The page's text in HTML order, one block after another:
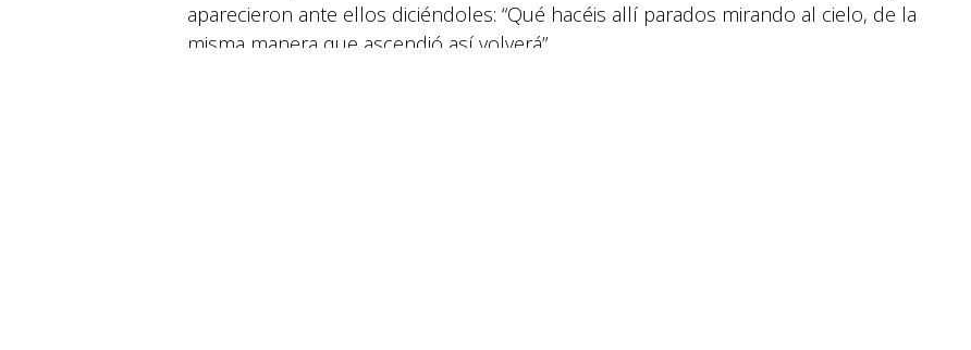
aparecieron ante ellos diciéndoles: “Qué hacéis allí parados mirando al cielo, de la
misma manera que ascendió así volverá”
© 2026 Suyapa Medios. Todos los derechos reservados.